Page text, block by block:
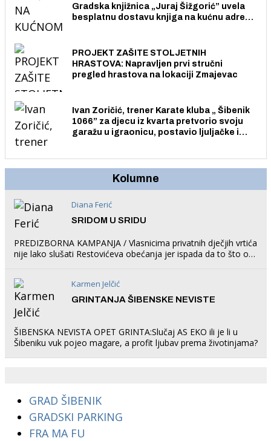
Gradska knjižnica „Juraj Šižgorić” uvela
besplatnu dostavu knjiga na kućnu adresu
PROJEKT ZAŠITE STOLJETNIH
HRASTOVA: Napravljen prvi stručni
pregled hrastova na lokaciji Zmajevac
Ivan Zoričić, trener Karate kluba „ Šibenik
1066” za djecu iz kvarta pretvorio svoju
garažu u igraonicu, postavio ljuljačke i
Kolumne
Diana Ferić
SRIDOM U SRIDU
PREDIZBORNA KAMPANJA / Vlasnicima privatnih dječjih vrtića
nije lako slušati Restovićeva obećanja jer ispada da to što oni
Karmen Jelčić
GRINTANJA ŠIBENSKE NEVISTE
ŠIBENSKA NEVISTA OPET GRINTA:Slučaj AS EKO ili je li u
Šibeniku vuk pojeo magare, a profit ljubav prema životinjama?
GRAD ŠIBENIK
GRADSKI PARKING
FRA MA FU